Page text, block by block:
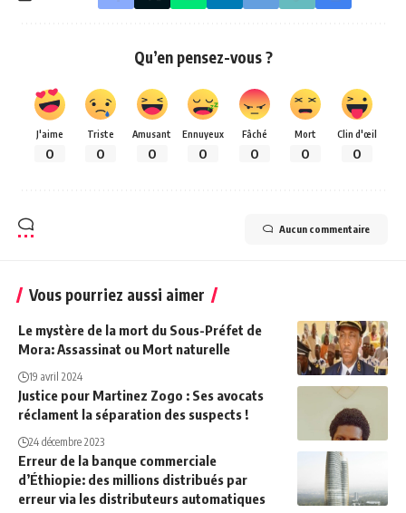
Qu’en pensez-vous ?
J'aime
0
Triste
0
Amusant
0
Ennuyeux
0
Fâché
0
Mort
0
Clin d'œil
0
Aucun commentaire
Vous pourriez aussi aimer
Le mystère de la mort du Sous-Préfet de
Mora: Assassinat ou Mort naturelle
19 avril 2024
Justice pour Martinez Zogo : Ses avocats
réclament la séparation des suspects !
24 décembre 2023
Erreur de la banque commerciale
d’Éthiopie: des millions distribués par
erreur via les distributeurs automatiques